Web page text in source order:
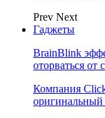
Prev Next
Гаджеты
BrainBlink
оторваться от
Компания